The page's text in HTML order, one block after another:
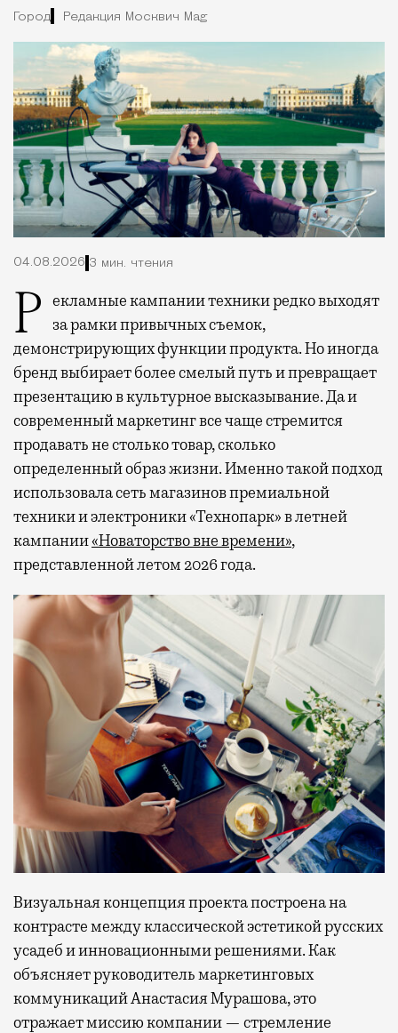
Город Редакция Москвич Mag
04.08.2026 3 мин. чтения
Рекламные кампании техники редко выходят
за рамки привычных съемок,
демонстрирующих функции продукта. Но иногда
бренд выбирает более смелый путь и превращает
презентацию в культурное высказывание. Да и
современный маркетинг все чаще стремится
продавать не столько товар, сколько
определенный образ жизни. Именно такой подход
использовала сеть магазинов премиальной
техники и электроники «Технопарк» в летней
кампании«Новаторство вне времени»,
представленной летом 2026 года.
Визуальная концепция проекта построена на
контрасте между классической эстетикой русских
усадеб и инновационными решениями. Как
объясняет руководитель маркетинговых
коммуникаций Анастасия Мурашова, это
отражает миссию компании — стремление